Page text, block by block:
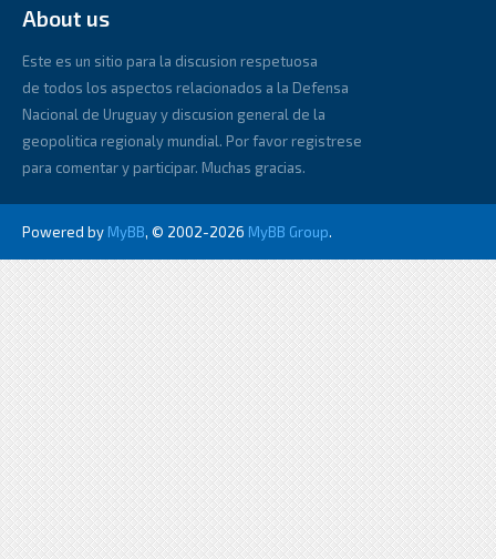
About us
Este es un sitio para la discusion respetuosa
de todos los aspectos relacionados a la Defensa
Nacional de Uruguay y discusion general de la
geopolitica regionaly mundial. Por favor registrese
para comentar y participar. Muchas gracias.
Powered by MyBB, © 2002-2026 MyBB Group.